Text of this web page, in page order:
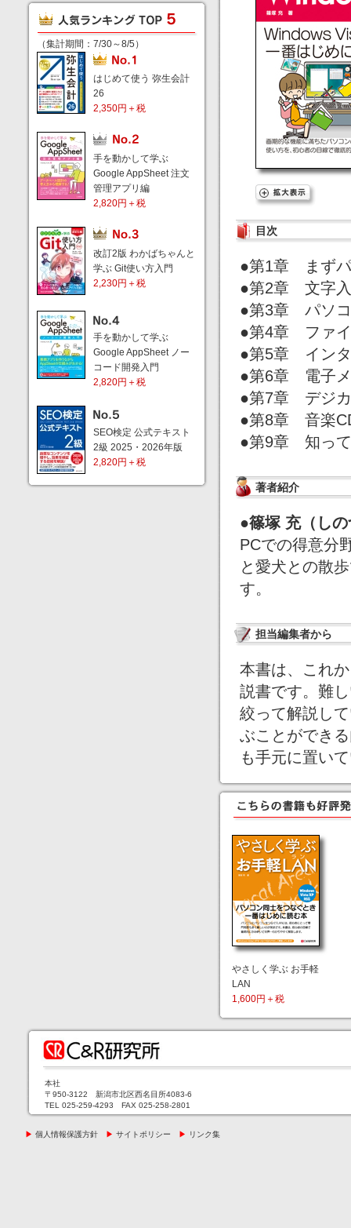
（集計期間：7/30～8/5）
はじめて使う 弥生会計
26
2,350円＋税
手を動かして学ぶ
Google AppSheet 注文
管理アプリ編
2,820円＋税
改訂2版 わかばちゃんと
学ぶ Git使い方入門
2,230円＋税
手を動かして学ぶ
Google AppSheet ノー
コード開発入門
2,820円＋税
SEO検定 公式テキスト
2級 2025・2026年版
2,820円＋税
目次
●第1章 まず
●第2章 文字
●第3章 パソ
●第4章 ファ
●第5章 イン
●第6章 電子
●第7章 デジ
●第8章 音楽
●第9章 知って
著者紹介
●篠塚 充（し
PCでの得意分
と愛犬との散
す。
担当編集者から
本書は、これ
説書です。難
絞って解説し
ぶことができ
も手元に置い
やさしく学ぶ お手軽
LAN
1,600円＋税
本社
〒950-3122 新潟市北区西名目所4083-6
TEL 025-259-4293 FAX 025-258-2801
▶ 個人情報保護方針 ▶ サイトポリシー ▶ リンク集